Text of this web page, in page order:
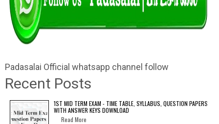
Padasalai Official whatsapp channel follow
Recent Posts
1ST MID TERM EXAM - TIME TABLE, SYLLABUS, QUESTION PAPERS
WITH ANSWER KEYS DOWNLOAD
Read More